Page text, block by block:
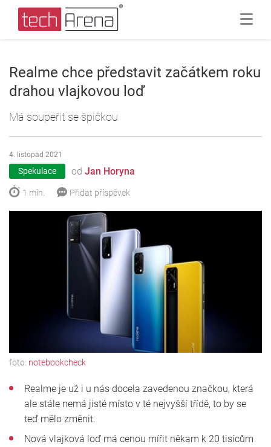
Realme chce představit začátkem roku
drahou vlajkovou loď
Má soupeřit se špičkou
Spekulace od Jan Horyna
4. listopad 2021
1 min. Přidat příspěvek
foto: notebookcheck
Realme je už i u nás docela zavedenou značkou, která
ale stále nemá jisté místo v té nejvyšší třídě, to by se
teď mělo změnit.
Nová vlajková loď má cenou mířit někam k 20 tisícům